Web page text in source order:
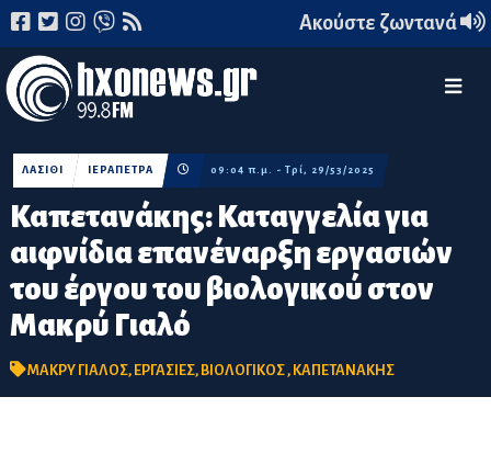
Ακούστε ζωντανά
Καπετανάκης: Καταγγελία για
αιφνίδια επανέναρξη εργασιών
του έργου του βιολογικού στον
Μακρύ Γιαλό
ΛΑΣΙΘΙ ΙΕΡΑΠΕΤΡΑ 09:04 π.μ. - Τρί, 29/53/2025
ΜΑΚΡΥ ΓΙΑΛΟΣ, ΕΡΓΑΣΙΕΣ, ΒΙΟΛΟΓΙΚΟΣ, ΚΑΠΕΤΑΝΑΚΗΣ